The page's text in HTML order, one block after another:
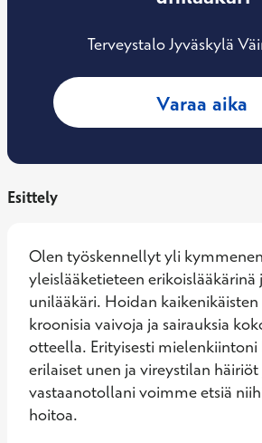
Terveystalo Jyväskylä
Varaa aika
Esittely
Olen työskennellyt yli
yleislääketieteen erikoislääkärinä
unilääkäri. Hoidan
kroonisia vaivoja ja sairauksia
otteella. Erityisesti
erilaiset unen ja vireystilan häiriöt
vastaanotollani voimme etsiä
hoitoa.